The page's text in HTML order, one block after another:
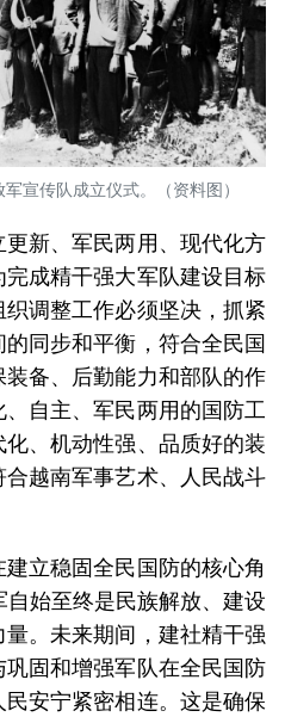
宣传队成立仪式。（资料图）
新、军民两用、现代化方
成精干强大军队建设目标
调整工作必须坚决，抓紧
同步和平衡，符合全民国
备、后勤能力和部队的作
自主、军民两用的国防工
、机动性强、品质好的装
越南军事艺术、人民战斗
立稳固全民国防的核心角
始至终是民族解放、建设
。未来期间，建社精干强
固和增强军队在全民国防
安宁紧密相连。这是确保